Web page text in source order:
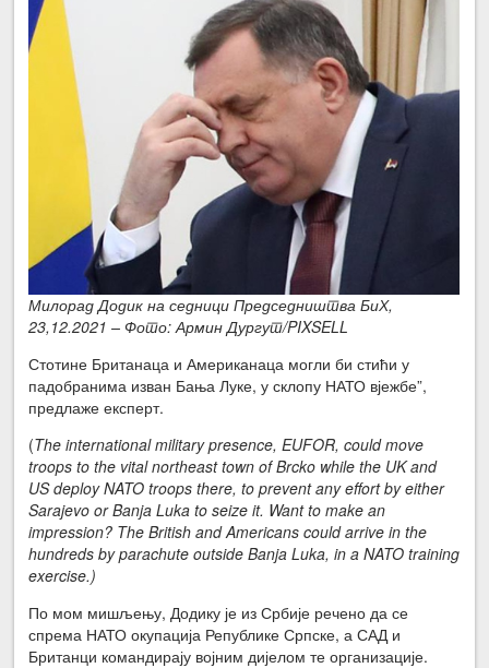
Милорад Додик на седници Председништва БиХ,
23,12.2021 – Фото: Армин Дургут/PIXSELL
Стотине Британаца и Американаца могли би стићи у
падобранима изван Бања Луке, у склопу НАТО вјежбе”,
предлаже експерт.
(The international military presence, EUFOR, could move
troops to the vital northeast town of Brcko while the UK and
US deploy NATO troops there, to prevent any effort by either
Sarajevo or Banja Luka to seize it. Want to make an
impression? The British and Americans could arrive in the
hundreds by parachute outside Banja Luka, in a NATO training
exercise.)
По мом мишљењу, Додику је из Србије речено да се
спрема НАТО окупација Републике Српске, а САД и
Британци командирају војним дијелом те организације.